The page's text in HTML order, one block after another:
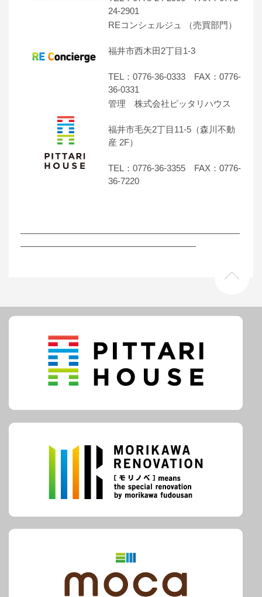
24-2901
REコンシェルジュ （売買部門）
福井市西木田2丁目1-3
TEL：0776-36-0333 FAX：0776-
36-0331
管理 株式会社ピッタリハウス
福井市毛矢2丁目11-5（森川不動
産 2F）
TEL：0776-36-3355 FAX：0776-
36-7220
―――――――――――――――――――――――――
――――――――――――――――――――